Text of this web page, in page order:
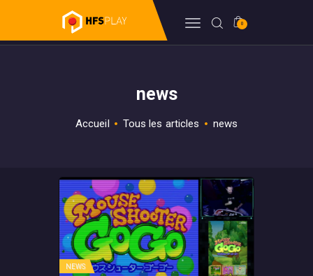
0
news
Accueil Tous les articles news
HFSPLAY
WIKI
NEWS